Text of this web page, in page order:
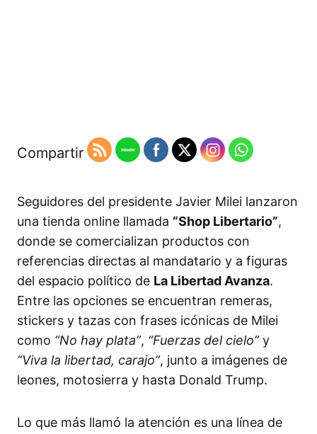
Compartir
Seguidores del presidente Javier Milei lanzaron
una tienda online llamada “Shop Libertario”,
donde se comercializan productos con
referencias directas al mandatario y a figuras
del espacio político de La Libertad Avanza.
Entre las opciones se encuentran remeras,
stickers y tazas con frases icónicas de Milei
como “No hay plata”, “Fuerzas del cielo”y
“Viva la libertad, carajo”, junto a imágenes de
leones, motosierra y hasta Donald Trump.
Lo que más llamó la atención es una línea de